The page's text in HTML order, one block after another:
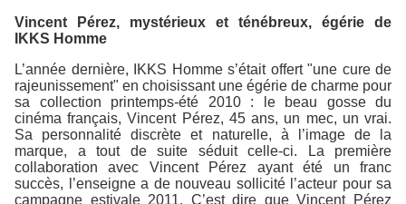
Vincent Pérez, mystérieux et ténébreux, égérie de
IKKS Homme
L’année dernière, IKKS Homme s’était offert "une cure de
rajeunissement" en choisissant une égérie de charme pour
sa collection printemps-été 2010 : le beau gosse du
cinéma français, Vincent Pérez, 45 ans, un mec, un vrai.
Sa personnalité discrète et naturelle, à l’image de la
marque, a tout de suite séduit celle-ci. La première
collaboration avec Vincent Pérez ayant été un franc
succès, l’enseigne a de nouveau sollicité l’acteur pour sa
campagne estivale 2011. C’est dire que Vincent Pérez